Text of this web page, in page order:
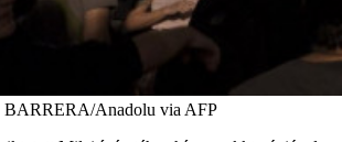
Anadolu via AFP